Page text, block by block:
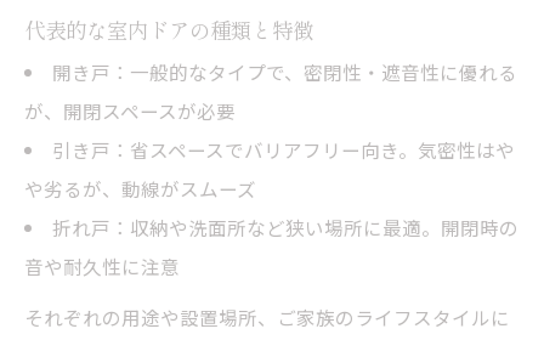
イント
内装とドアを同時に見直す際の注意事項
代表的な室内ドアの種類と特徴
開き戸：一般的なタイプで、密閉性・遮音性に優れる
が、開閉スペースが必要
引き戸：省スペースでバリアフリー向き。気密性はや
や劣るが、動線がスムーズ
折れ戸：収納や洗面所など狭い場所に最適。開閉時の
音や耐久性に注意
それぞれの用途や設置場所、ご家族のライフスタイルに